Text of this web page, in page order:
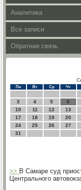
Аналитика
Все записи
Обратная связь
Пн Вт Ср Чт
3
4 5 6
10
11 12 13
17
18 19 20
24
25 26 27
31
>> В Самаре суд
Центрального